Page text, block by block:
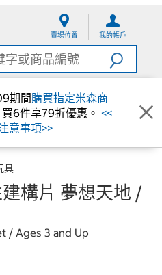
賣場位置 我的帳戶
期間購買指定米森商
6件享79折優惠。 <<
意事項>>
具
構片 夢想天地 /
/ Ages 3 and Up